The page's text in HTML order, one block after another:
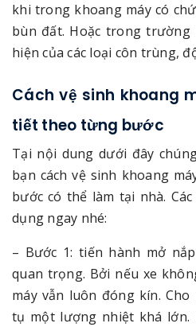
khi trong khoang máy có
bùn đất. Hoặc trong
hiện của các loại côn trùng,
Cách vệ sinh khoang
tiết theo từng bước
Tại nội dung dưới đây
bạn cách vệ sinh khoang
bước có thể làm tại nhà.
dụng ngay nhé:
– Bước 1: tiến hành mở
quan trọng. Bởi nếu xe
máy vẫn luôn đóng kín.
tụ một lượng nhiệt khá lớn.